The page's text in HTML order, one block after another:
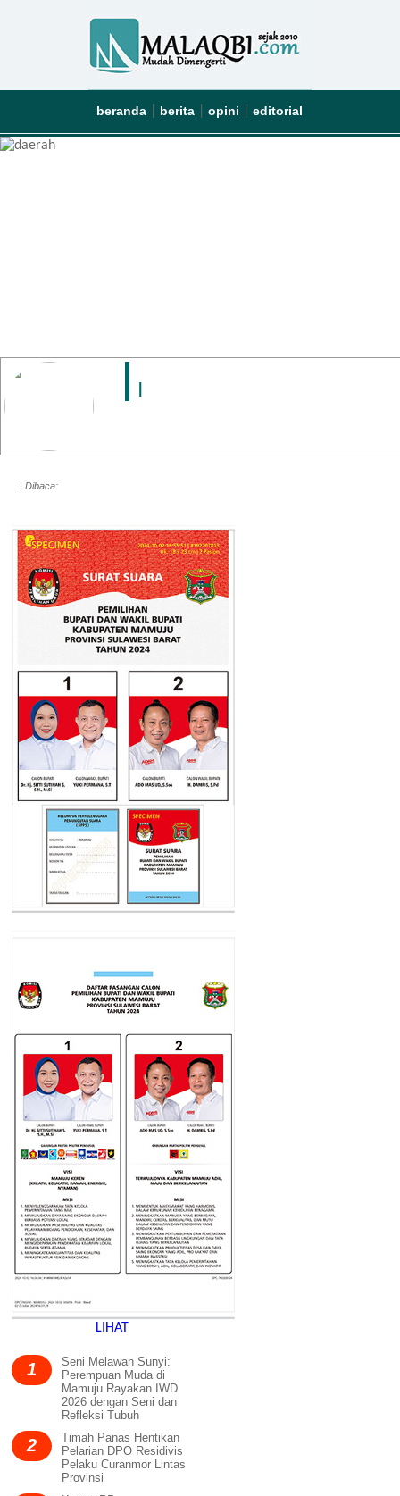
beranda berita |opini |editorial
| Dibaca:
LIHAT
1
Seni Melawan Sunyi:
Perempuan Muda di
Mamuju Rayakan IWD
2026 dengan Seni dan
Refleksi Tubuh
2
Timah Panas Hentikan
Pelarian DPO Residivis
Pelaku Curanmor Lintas
Provinsi